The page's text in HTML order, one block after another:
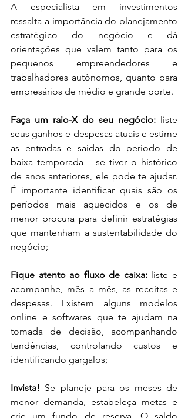
A especialista em investimentos
ressalta a importância do planejamento
estratégico do negócio e dá
orientações que valem tanto para os
pequenos empreendedores e
trabalhadores autônomos, quanto para
empresários de médio e grande porte.
Faça um raio-X do seu negócio: liste
seus ganhos e despesas atuais e estime
as entradas e saídas do período de
baixa temporada – se tiver o histórico
de anos anteriores, ele pode te ajudar.
É importante identificar quais são os
períodos mais aquecidos e os de
menor procura para definir estratégias
que mantenham a sustentabilidade do
negócio;
Fique atento ao fluxo de caixa: liste e
acompanhe, mês a mês, as receitas e
despesas. Existem alguns modelos
online e softwares que te ajudam na
tomada de decisão, acompanhando
tendências, controlando custos e
identificando gargalos;
Invista! Se planeje para os meses de
menor demanda, estabeleça metas e